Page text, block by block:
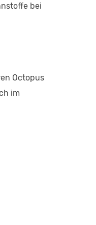
bei
Octopus
im